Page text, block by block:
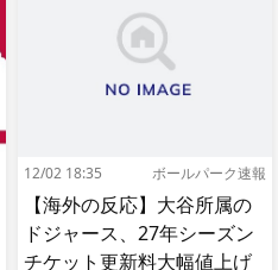
12/02 18:35 ボールパーク速報
【海外の反応】大谷所属の
ドジャース、27年シーズン
チケット更新料大幅値上げ